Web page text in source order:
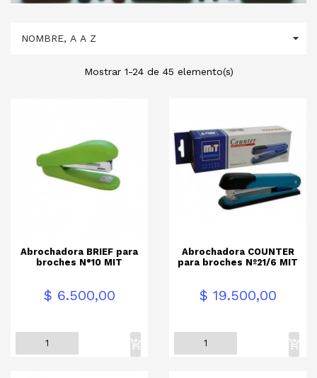
NOMBRE, A A Z 
Mostrar 1-24 de 45 elemento(s)
Abrochadora BRIEF para
broches N°10 MIT
Precio$ 6.500,00
Abrochadora COUNTER
para broches Nº21/6 MIT
Precio$ 19.500,00